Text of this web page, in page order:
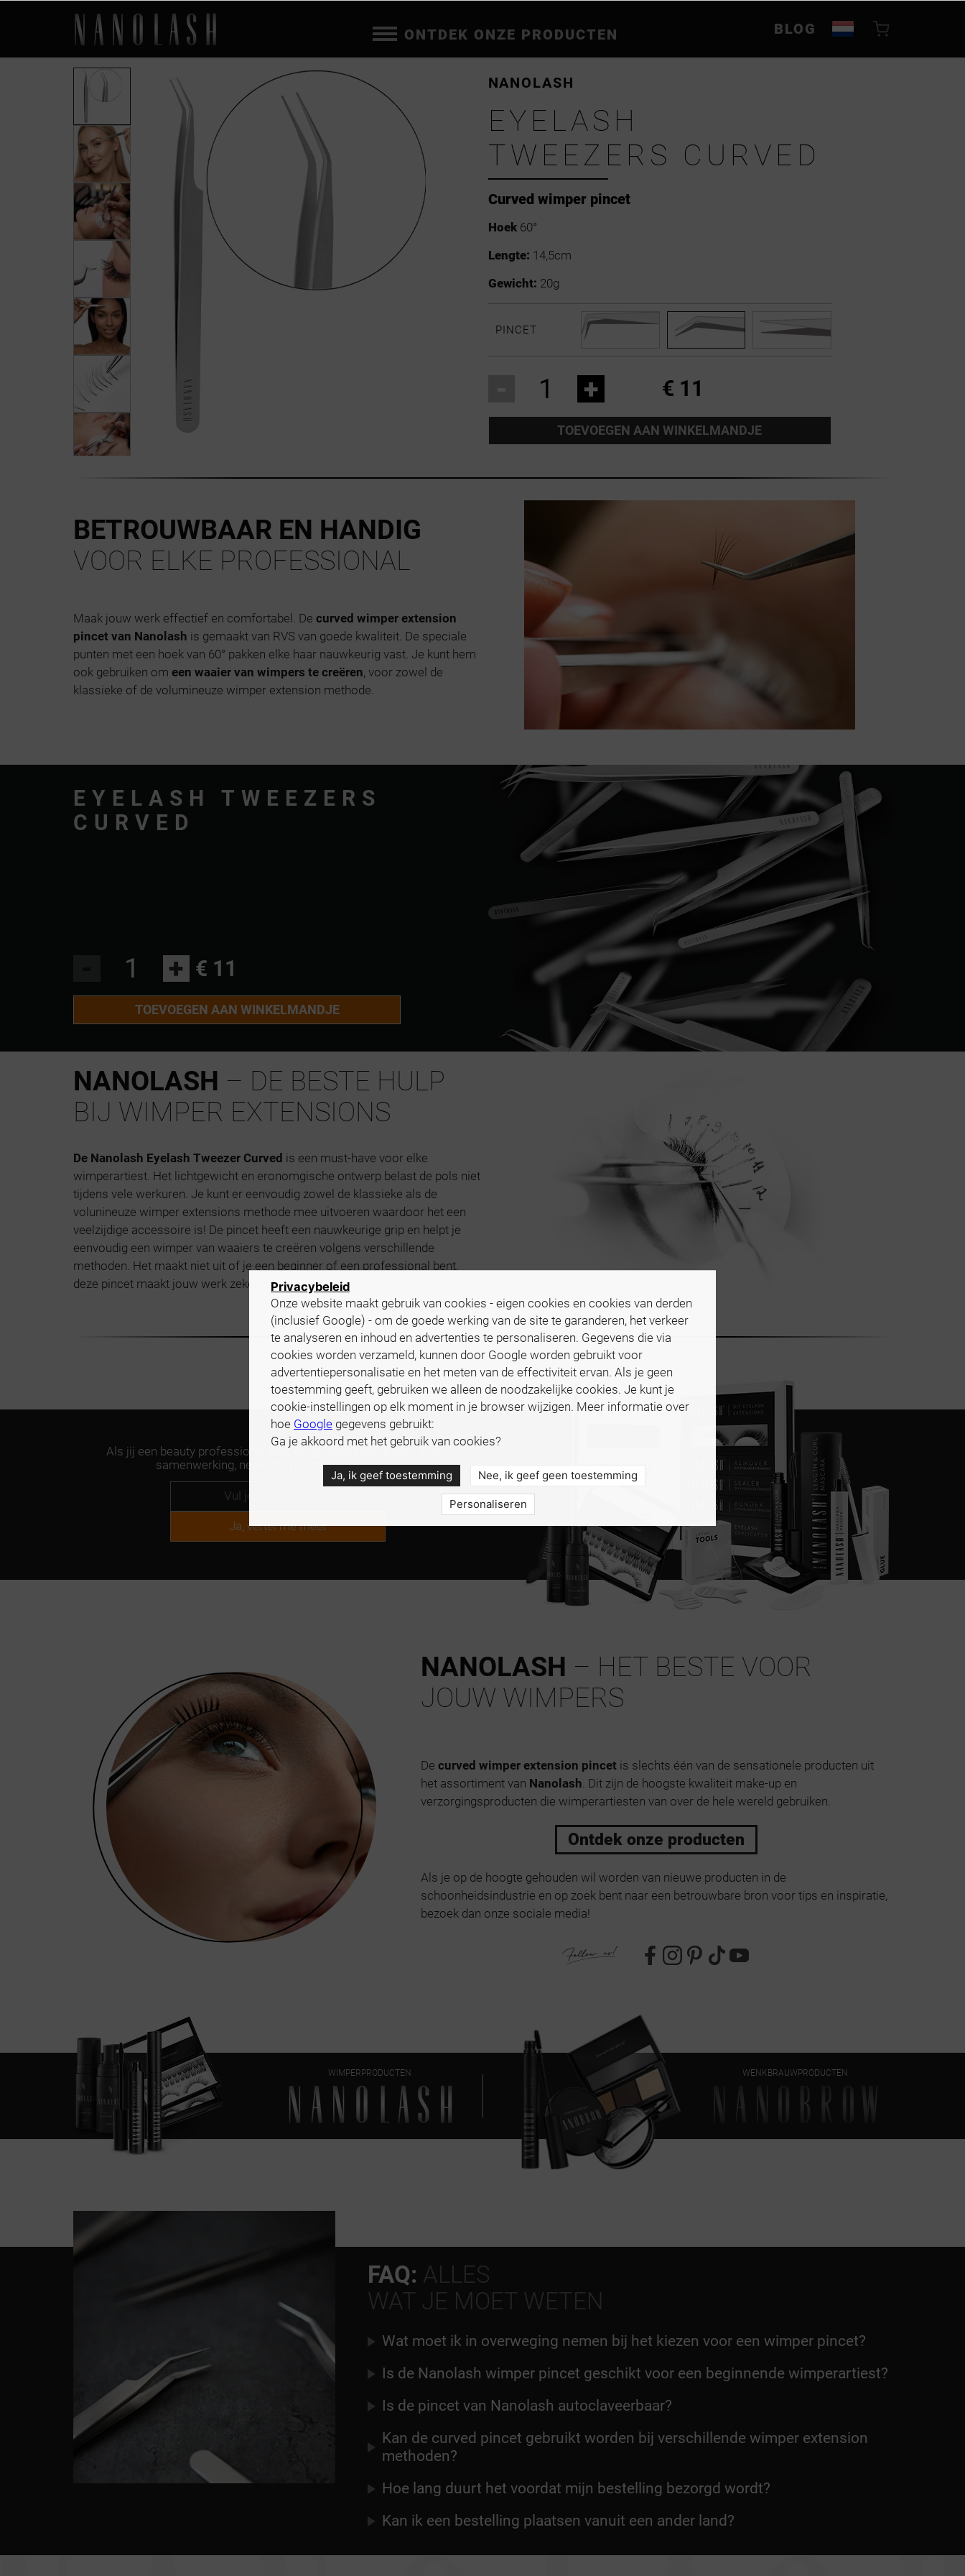
ONTDEK ONZE PRODUCTEN BLOG
Curved wimper pincet
NANOLASH
EYELASH
TWEEZERS CURVED
Hoek60°
Lengte: 14,5cm
Gewicht: 20g
PINCET
+ € 11
TOEVOEGEN AAN WINKELMANDJE
BETROUWBAAR EN HANDIG
VOOR ELKE PROFESSIONAL
Maak jouw werk effectief en comfortabel. De curved wimper extension
pincet van Nanolash is gemaakt van RVS van goede kwaliteit. De speciale
punten met een hoek van 60° pakken elke haar nauwkeurig vast. Je kunt hem
ook gebruiken om een waaier van wimpers te creëren, voor zowel de
klassieke of de volumineuze wimper extension methode.
EYELASH TWEEZERS
CURVED
+ € 11
TOEVOEGEN AAN WINKELMANDJE
NANOLASH – DE BESTE HULP
BIJ WIMPER EXTENSIONS
De Nanolash Eyelash Tweezer Curved is een must-have voor elke
wimperartiest. Het lichtgewicht en eronomgische ontwerp belast de pols niet
tijdens vele werkuren. Je kunt er eenvoudig zowel de klassieke als de
volunineuze wimper extensions methode mee uitvoeren waardoor het een
veelzijdige accessoire is! De pincet heeft een nauwkeurige grip en helpt je
eenvoudig een wimper van waaiers te creëren volgens verschillende
methoden. Het maakt niet uit of je een beginner of een professional bent,
deze pincet maakt jouw werk zeker makkelijker.
Als jij een beauty professional bent en geïnteresseerd bent in een
samenwerking, neem dan contact met ons op.
Ja, vertel me meer
NANOLASH – HET BESTE VOOR
JOUW WIMPERS
De curved wimper extension pincetis slechts één van de sensationele producten uit
het assortiment van Nanolash . Dit zijn de hoogste kwaliteit make-up en
verzorgingsproducten die wimperartiesten van over de hele wereld gebruiken.
Ontdek onze producten
Als je op de hoogte gehouden wil worden van nieuwe producten in de
schoonheidsindustrie en op zoek bent naar een betrouwbare bron voor tips en inspiratie,
bezoek dan onze sociale media!
WIMPERPRODUCTEN WENKBRAUWPRODUCTEN
FAQ: ALLES
WAT JE MOET WETEN
Wat moet ik in overweging nemen bij het kiezen voor een wimper pincet?
Is de Nanolash wimper pincet geschikt voor een beginnende wimperartiest?
Is de pincet van Nanolash autoclaveerbaar?
Kan de curved pincet gebruikt worden bij verschillende wimper extension
methoden?
Hoe lang duurt het voordat mijn bestelling bezorgd wordt?
Kan ik een bestelling plaatsen vanuit een ander land?
Privacybeleid
Onze website maakt gebruik van cookies - eigen cookies en cookies van derden
(inclusief Google) - om de goede werking van de site te garanderen, het verkeer
te analyseren en inhoud en advertenties te personaliseren. Gegevens die via
cookies worden verzameld, kunnen door Google worden gebruikt voor
advertentiepersonalisatie en het meten van de effectiviteit ervan. Als je geen
toestemming geeft, gebruiken we alleen de noodzakelijke cookies. Je kunt je
cookie-instellingen op elk moment in je browser wijzigen. Meer informatie over
hoe Google gegevens gebruikt:
Ga je akkoord met het gebruik van cookies?
Ja, ik geef toestemming Nee, ik geef geen toestemming
Personaliseren